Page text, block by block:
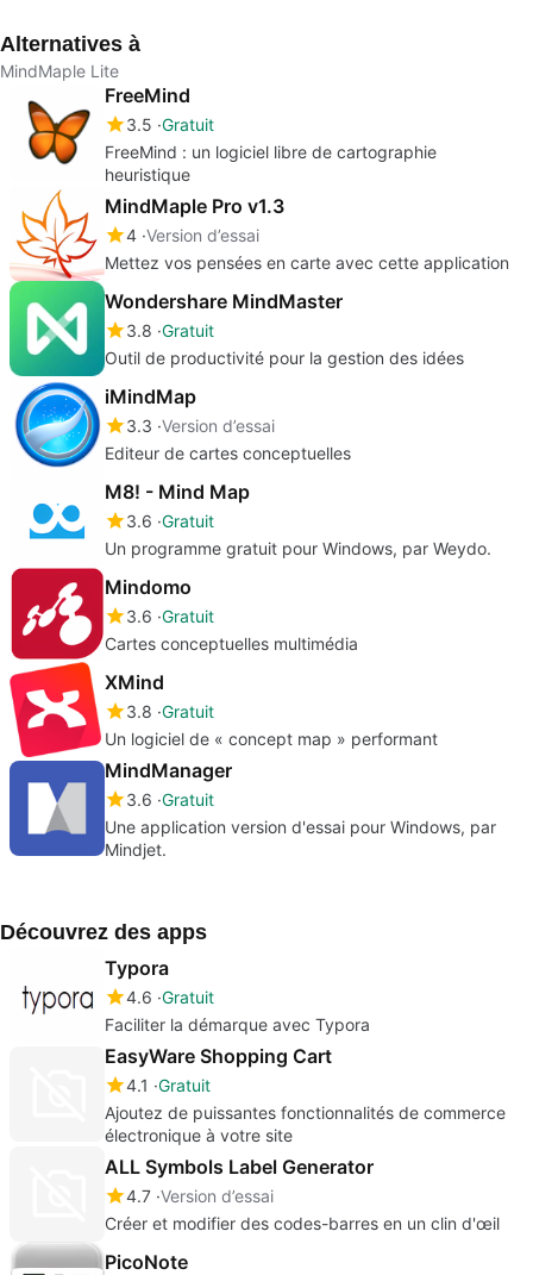
Alternatives à
MindMaple Lite
FreeMind
3.5 Gratuit
FreeMind : un logiciel libre de cartographie
heuristique
MindMaple Pro v1.3
4 Version d’essai
Mettez vos pensées en carte avec cette application
Wondershare MindMaster
3.8 Gratuit
Outil de productivité pour la gestion des idées
iMindMap
3.3 Version d’essai
Editeur de cartes conceptuelles
M8! - Mind Map
3.6 Gratuit
Un programme gratuit pour Windows, par Weydo.
Mindomo
3.6 Gratuit
Cartes conceptuelles multimédia
XMind
3.8 Gratuit
Un logiciel de « concept map » performant
MindManager
3.6 Gratuit
Une application version d'essai pour Windows, par
Mindjet.
Découvrez des apps
Typora
4.6 Gratuit
Faciliter la démarque avec Typora
EasyWare Shopping Cart
4.1 Gratuit
Ajoutez de puissantes fonctionnalités de commerce
électronique à votre site
ALL Symbols Label Generator
4.7 Version d’essai
Créer et modifier des codes-barres en un clin d'œil
PicoNote